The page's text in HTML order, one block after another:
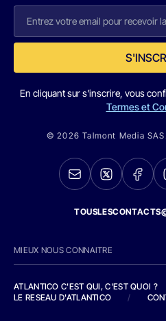
En cliquant sur s'inscrire, vous
Termes et
© 2026 Talmont Media
MIEUX NOUS CONNAITRE
ATLANTICO C'EST QUI, C'EST QUOI ?
LE RESEAU D'ATLANTICO
/